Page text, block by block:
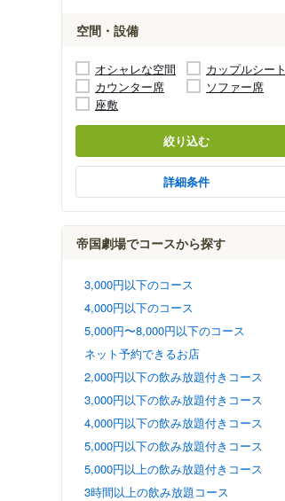
空間・設備
オシャレな空間
カップルシート
カウンター席
ソファー席
座敷
絞り込む
詳細条件
帝国劇場でコースから探す
3,000円以下のコース
4,000円以下のコース
5,000円〜8,000円以下のコース
ネット予約できるお店
2,000円以下の飲み放題付きコース
3,000円以下の飲み放題付きコース
4,000円以下の飲み放題付きコース
5,000円以下の飲み放題付きコース
5,000円以上の飲み放題付きコース
3時間以上の飲み放題コース